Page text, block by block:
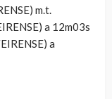
m.t.
a 12m03s
a